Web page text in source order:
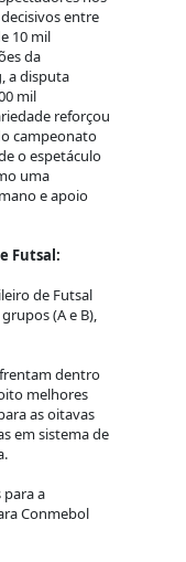
entre
10 mil
da
a disputa
mil
reforçou
campeonato
o espetáculo
uma
e apoio
Futsal:
de Futsal
(A e B),
dentro
melhores
as oitavas
em sistema de
para a
Conmebol